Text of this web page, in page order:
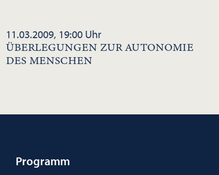
11.03.2009, 19:00 Uhr
ÜBERLEGUNGEN ZUR AUTONOMIE
DES MENSCHEN
Programm